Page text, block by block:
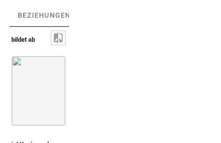
BEZIEHUNGEN
bildet ab